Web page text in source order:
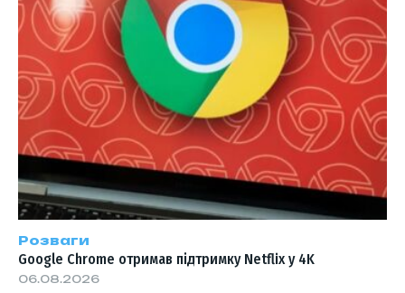
Розваги
Google Chrome отримав підтримку Netflix у 4K
06.08.2026